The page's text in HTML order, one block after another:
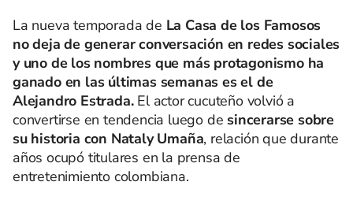
La nueva temporada de La Casa de los Famosos
no deja de generar conversación en redes sociales
y uno de los nombres que más protagonismo ha
ganado en las últimas semanas es el de
Alejandro Estrada.El actor cucuteño volvió a
convertirse en tendencia luego de sincerarse sobre
su historia con Nataly Umaña, relación que durante
años ocupó titulares en la prensa de
entretenimiento colombiana.